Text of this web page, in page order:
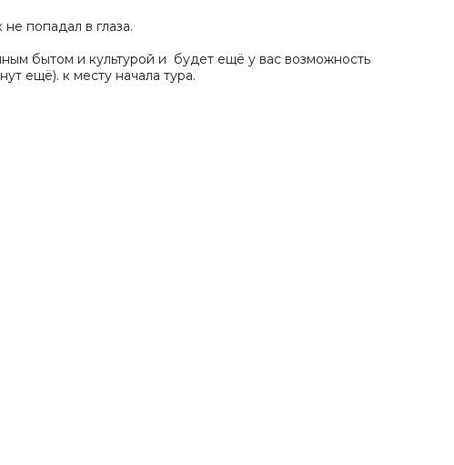
попадал в глаза.
бытом и культурой и будет ещё у вас возможность
ещё). к месту начала тура.